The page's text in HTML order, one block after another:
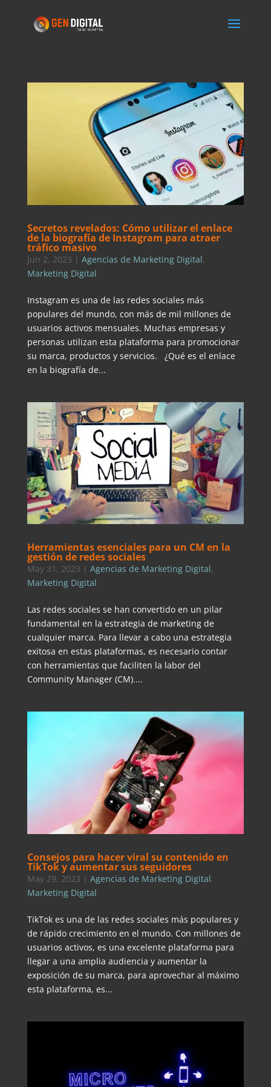
Secretos revelados: Cómo utilizar el enlace
de la biografía de Instagram para atraer
tráfico masivo
Jun 2, 2023 | Agencias de Marketing Digital,
Marketing Digital
Instagram es una de las redes sociales más
populares del mundo, con más de mil millones de
usuarios activos mensuales. Muchas empresas y
personas utilizan esta plataforma para promocionar
su marca, productos y servicios. ¿Qué es el enlace
en la biografía de...
Herramientas esenciales para un CM en la
gestión de redes sociales
May 31, 2023 | Agencias de Marketing Digital,
Marketing Digital
Las redes sociales se han convertido en un pilar
fundamental en la estrategia de marketing de
cualquier marca. Para llevar a cabo una estrategia
exitosa en estas plataformas, es necesario contar
con herramientas que faciliten la labor del
Community Manager (CM)....
Consejos para hacer viral su contenido en
TikTok y aumentar sus seguidores
May 29, 2023 | Agencias de Marketing Digital,
Marketing Digital
TikTok es una de las redes sociales más populares y
de rápido crecimiento en el mundo. Con millones de
usuarios activos, es una excelente plataforma para
llegar a una amplia audiencia y aumentar la
exposición de su marca, para aprovechar al máximo
esta plataforma, es...